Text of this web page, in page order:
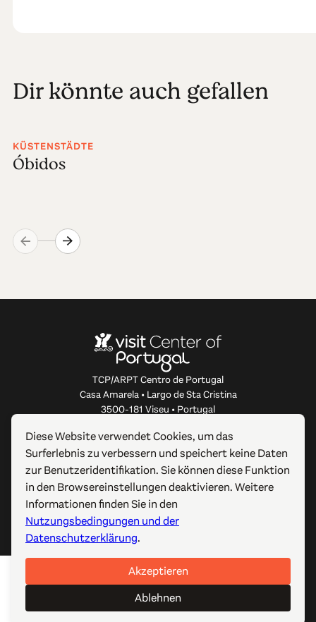
Dir könnte auch gefallen
KÜSTENSTÄDTE
Óbidos
TCP/ARPT Centro de Portugal
Casa Amarela • Largo de Sta Cristina
3500-181 Viseu • Portugal
ÜBER DIESE WEBSITE
NÜTZLICHE LINKS
FOLGEN SIE UNS
© 2012-2026 TCP/ARPT Centro de Portugal. Alle Rechte
GOMO Digital.
Diese Website verwendet Cookies, um das
Surferlebnis zu verbessern und speichert keine Daten
zur Benutzeridentifikation. Sie können diese Funktion
in den Browsereinstellungen deaktivieren. Weitere
Informationen finden Sie in den
Nutzungsbedingungen und der
Datenschutzerklärung.
Akzeptieren
Ablehnen